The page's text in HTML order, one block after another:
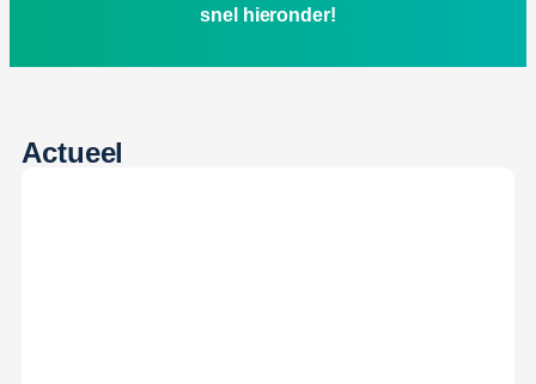
snel hieronder!
Actueel